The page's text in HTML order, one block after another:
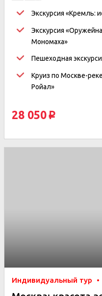
Экскурсия «Кремль:
Экскурсия
Мономаха»
Пешеходная
Круиз по Москве-
Ройал»
28 050 p
Индивидуальный тур •